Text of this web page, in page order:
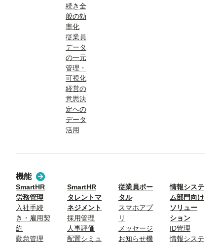
続き全
般の効
率化
従業員
データ
の一元
管理・
可視化
経営の
意思決
定への
データ
活用
機能
SmartHR
労務管理
入社手続
き・雇用契
約
勤怠管理
SmartHR
タレントマ
ネジメント
採用管理
人事評価
配置シミュ
従業員ポー
タル
スマホアプ
リ
メッセージ
お知らせ機
情報システ
ム部門向け
ソリュー
ション
ID管理
情報システ